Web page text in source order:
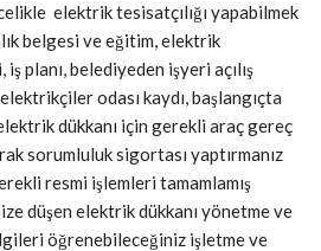
elektrik tesisatçılığı yapabilmek
belgesi ve eğitim, elektrik
planı, belediyeden işyeri açılış
odası kaydı, başlangıçta
dükkanı için gerekli araç gereç
sorumluluk sigortası yaptırmanız
resmi işlemleri tamamlamış
düşen elektrik dükkanı yönetme ve
öğrenebileceğiniz işletme ve